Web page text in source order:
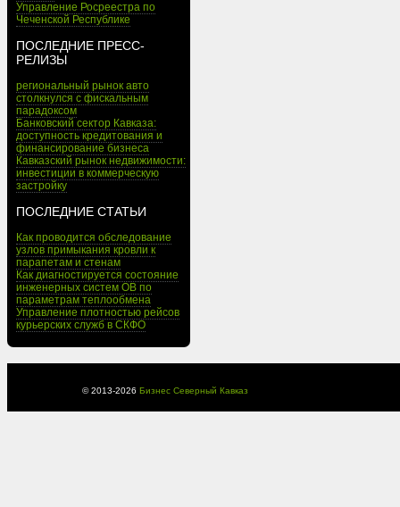
Управление Росреестра по
Чеченской Республике
ПОСЛЕДНИЕ ПРЕСС-
РЕЛИЗЫ
региональный рынок авто
столкнулся с фискальным
парадоксом
Банковский сектор Кавказа:
доступность кредитования и
финансирование бизнеса
Кавказский рынок недвижимости:
инвестиции в коммерческую
застройку
ПОСЛЕДНИЕ СТАТЬИ
Как проводится обследование
узлов примыкания кровли к
парапетам и стенам
Как диагностируется состояние
инженерных систем ОВ по
параметрам теплообмена
Управление плотностью рейсов
курьерских служб в СКФО
© 2013-2026 Бизнес Северный Кавказ